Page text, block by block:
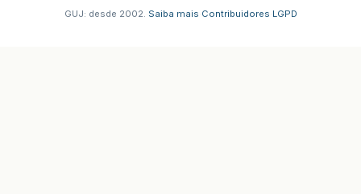
GUJ: desde 2002. Saiba mais Contribuidores LGPD